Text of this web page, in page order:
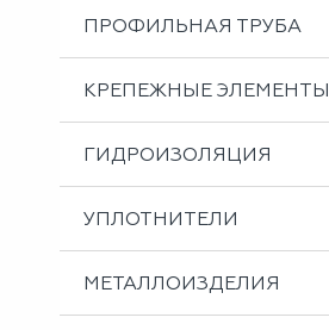
ПРОФИЛЬНАЯ ТРУБА
КРЕПЕЖНЫЕ ЭЛЕМЕНТЫ
ГИДРОИЗОЛЯЦИЯ
УПЛОТНИТЕЛИ
МЕТАЛЛОИЗДЕЛИЯ